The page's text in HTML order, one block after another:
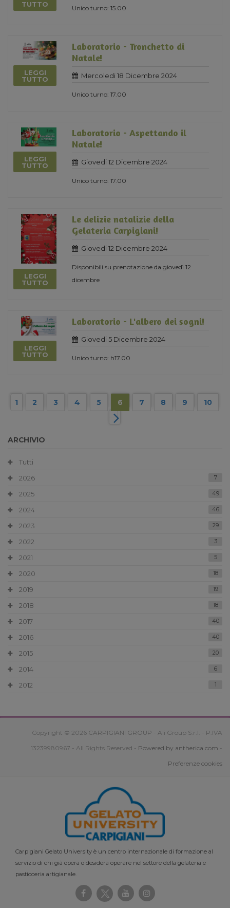
TUTTO
Unico turno: 15.00
LEGGI
TUTTO
Laboratorio - Tronchetto di
Natale!
Mercoledi 18 Dicembre 2024
Unico turno: 17.00
LEGGI
TUTTO
Laboratorio - Aspettando il
Natale!
Giovedi 12 Dicembre 2024
Unico turno: 17.00
LEGGI
TUTTO
Le delizie natalizie della
Gelateria Carpigiani!
Giovedi 12 Dicembre 2024
Disponibili su prenotazione da giovedì 12
dicembre
LEGGI
TUTTO
Laboratorio - L'albero dei sogni!
Giovedi 5 Dicembre 2024
Unico turno: h17.00
1 2 3 4 5 6 7 8 9 10
ARCHIVIO
Tutti
2026
7
2025 49
2024 46
2023 29
2022 3
2021 5
2020 18
2019 19
2018 18
2017 40
2016 40
2015 20
2014 6
2012 1
Copyright © 2026 CARPIGIANI GROUP - Ali Group S.r.l. - P.IVA
13239980967 - All Rights Reserved - Powered by antherica.com -
Preferenze cookies
Carpigiani Gelato University è un centro internazionale di formazione al
servizio di chi già opera o desidera operare nel settore della gelateria e
pasticceria artigianale.